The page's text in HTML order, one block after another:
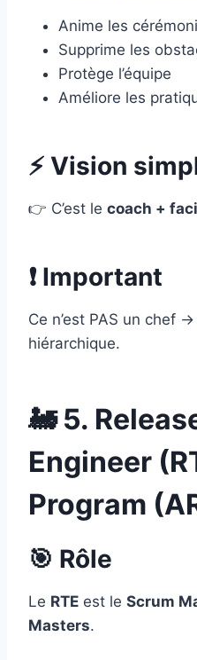
Anime les
Supprime les
Protège l’équipe
Améliore les
⚡ Vision
👉 C’est le coach +
❗ Important
Ce n’est PAS un chef
hiérarchique.
🚂 5.
Engineer
Program
🎯 Rôle
Le RTE est le Scrum
Masters.